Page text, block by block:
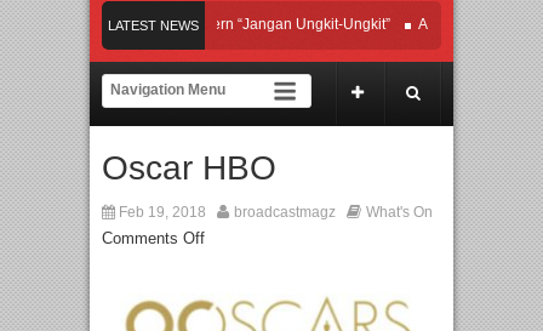
LATEST NEWS
Afan Hadirkan Hipdut Modern “Jangan Ungkit-Ungkit” APMF 2026 Dorong
Rayakan Perpaduan Warisan Dan Semangat Lokal, BIRKENSTOCK INDONESIA
Twilite Orchestra Presents The Beatles & Queen – feat. Marcello Tahitoe dan
Oscar HBO
Feb 19, 2018 broadcastmagz What's On
Comments Off